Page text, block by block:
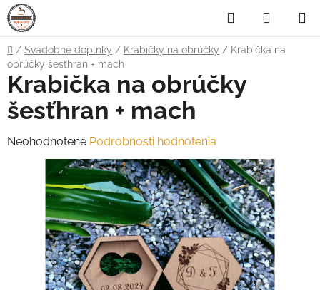
Prejsť
na
obsah
Hľadať
KOŠÍK
Domov
/ Svadobné doplnky / Krabičky na obrúčky / Krabička na
obrúčky šesťhran + mach
Krabička na obrúčky
šesťhran + mach
Priemerné
hodnotenie
produktu
hviezdičiek.
Neohodnotené Podrobnosti hodnotenia